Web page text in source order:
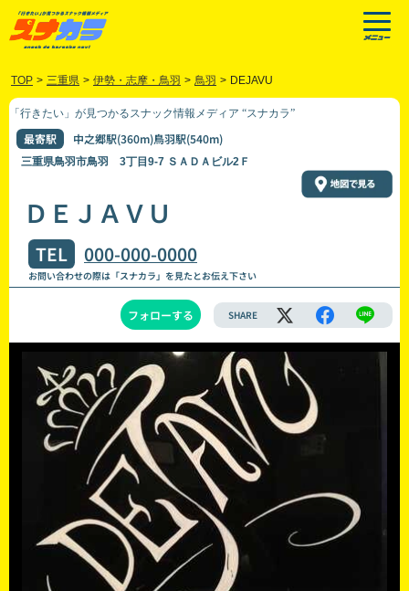
TOP > 三重県 > 伊勢・志摩・鳥羽 > 鳥羽 > DEJAVU
「行きたい」が見つかるスナック情報メディア “スナカラ”
最寄駅 中之郷駅(360m)鳥羽駅(540m)
三重県鳥羽市鳥羽 3丁目9-7 ＳＡＤＡビル2Ｆ
ＤＥＪＡＶＵ
TEL 000-000-0000
お問い合わせの際は「スナカラ」を見たとお伝え下さい
フォローする SHARE